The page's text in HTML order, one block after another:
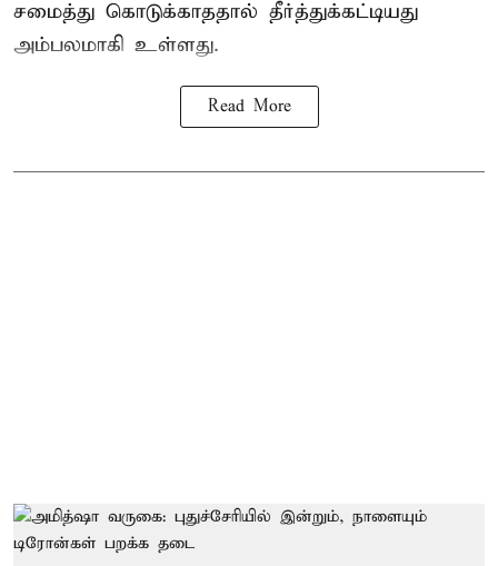
சமைத்து கொடுக்காததால் தீர்த்துக்கட்டியது
அம்பலமாகி உள்ளது.
Read More